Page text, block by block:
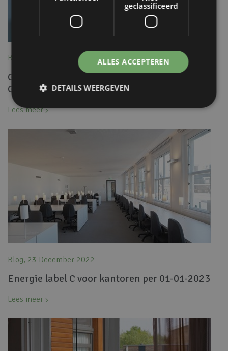
Blog, 6 January 2023
Geluidsoplossingen door Mview+ Silent Air
Gevelschermen
Lees meer
Blog, 23 December 2022
Energie label C voor kantoren per 01-01-2023
Lees meer
geclassificeerd
ALLES ACCEPTEREN
DETAILS WEERGEVEN